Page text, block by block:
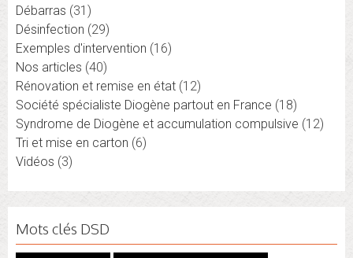
Débarras (31)
Désinfection (29)
Exemples d'intervention (16)
Nos articles (40)
Rénovation et remise en état (12)
Société spécialiste Diogène partout en France (18)
Syndrome de Diogène et accumulation compulsive (12)
Tri et mise en carton (6)
Vidéos (3)
Mots clés DSD